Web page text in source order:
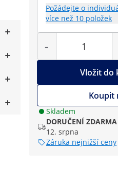
Požádejte o
více než 10 položek
-
Počet
Vložit do
Koupit
Skladem
DORUČENÍ ZDARMA
12. srpna
Záruka nejnižší ceny